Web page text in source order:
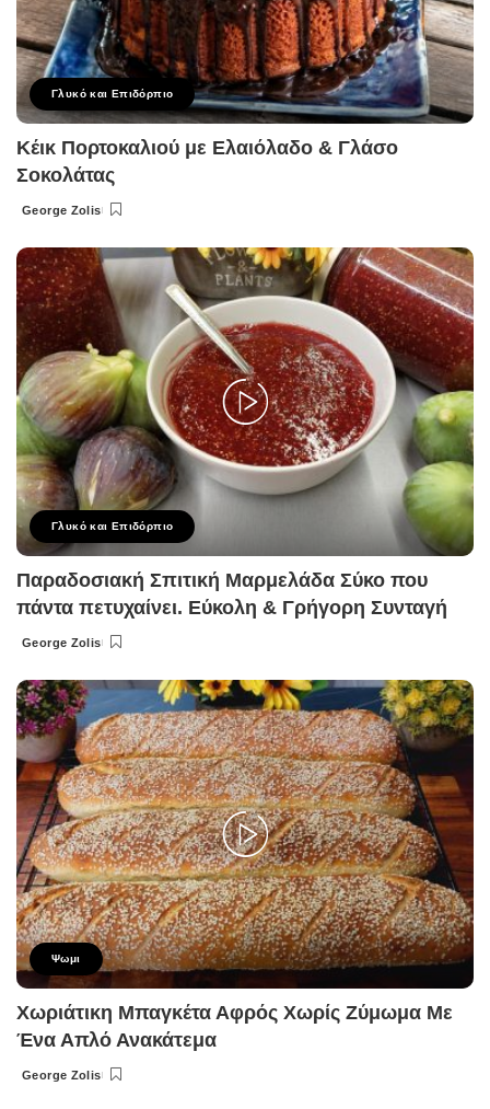
Γλυκό και Επιδόρπιο
Κέικ Πορτοκαλιού με Ελαιόλαδο & Γλάσο
Σοκολάτας
Posted
George Zolis
Γλυκό και Επιδόρπιο
Παραδοσιακή Σπιτική Μαρμελάδα Σύκο που
πάντα πετυχαίνει. Εύκολη & Γρήγορη Συνταγή
Posted
George Zolis
Ψωμι
Χωριάτικη Μπαγκέτα Αφρός Χωρίς Ζύμωμα Με
Ένα Απλό Ανακάτεμα
Posted
George Zolis